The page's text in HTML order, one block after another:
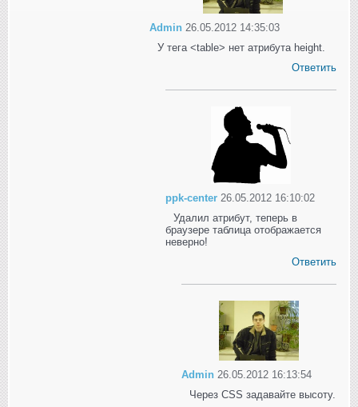
Admin 26.05.2012 14:35:03
У тега <table> нет атрибута height.
Ответить
ppk-center 26.05.2012 16:10:02
Удалил атрибут, теперь в
браузере таблица отображается
неверно!
Ответить
Admin 26.05.2012 16:13:54
Через CSS задавайте высоту.